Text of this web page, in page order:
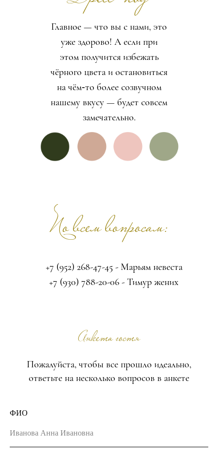
Главное — что вы с нами, это
уже здорово! А если при
этом получится избежать
чёрного цвета и остановиться
на чём‑то более созвучном
нашему вкусу — будет совсем
замечательно.
По всем вопросам:
+7 (952) 268-47-45 - Марьям невеста
+7 (930) 788-20-06 - Тимур жених
Анкета гостя
Пожалуйста, чтобы все прошло идеально,
ответьте на несколько вопросов в анкете
ФИО